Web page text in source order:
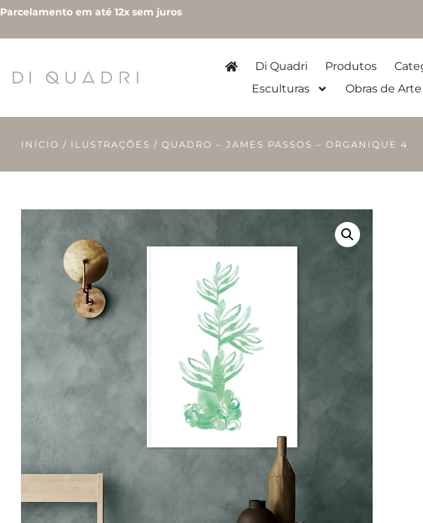
Parcelamento em até 12x sem juros
Di Quadri Produtos
Esculturas
Obras de Arte
INÍCIO / ILUSTRAÇÕES / QUADRO – JAMES PASSOS – ORGANIQUE 4